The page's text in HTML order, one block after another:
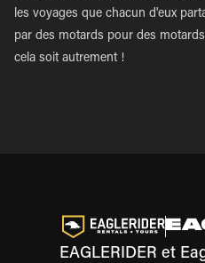
les voyages que chacun d'eux
par des motards pour des
cela soit autrement !
EAGLERIDER et